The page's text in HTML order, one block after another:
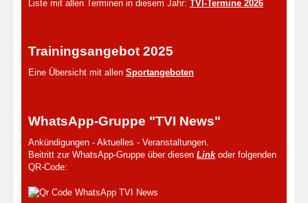
Liste mit allen Terminen in diesem Jahr: TVI-Termine 2026
Trainingsangebot 2025
Eine Übersicht mit allen Sportangeboten
WhatsApp-Gruppe "TVI News"
Ankündigungen - Aktuelles - Veranstaltungen.
Beitritt zur WhatsApp-Gruppe über diesen Linkoder folgenden
QR-Code: